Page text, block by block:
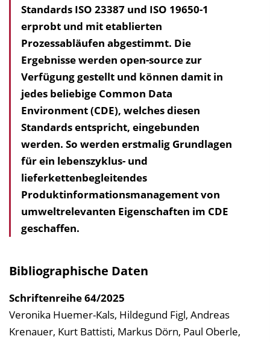
Standards ISO 23387 und ISO 19650-1
erprobt und mit etablierten
Prozessabläufen abgestimmt. Die
Ergebnisse werden open-source zur
Verfügung gestellt und können damit in
jedes beliebige Common Data
Environment (CDE), welches diesen
Standards entspricht, eingebunden
werden. So werden erstmalig Grundlagen
für ein lebenszyklus- und
lieferkettenbegleitendes
Produktinformations­management von
umweltrelevanten Eigenschaften im CDE
geschaffen.
Bibliographische Daten
Schriftenreihe64/2025
Veronika Huemer-Kals, Hildegund Figl, Andreas
Krenauer, Kurt Battisti, Markus Dörn, Paul Oberle,